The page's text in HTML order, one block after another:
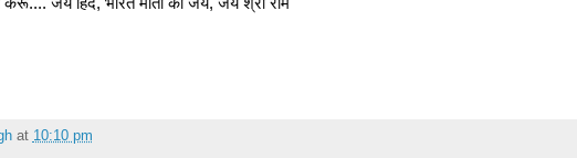
at 10:10 pm